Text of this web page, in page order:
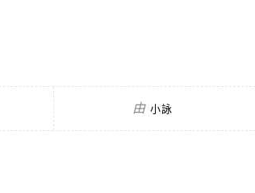
由 小詠